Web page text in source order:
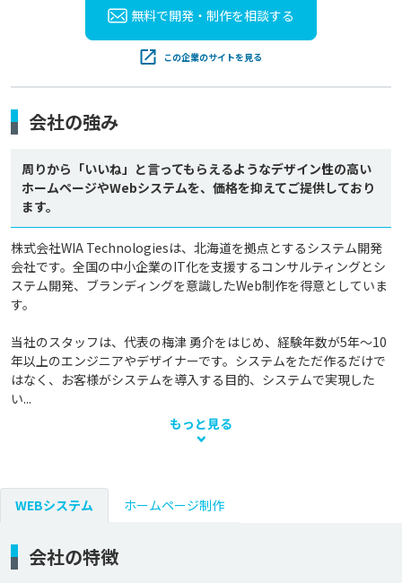
無料で開発・制作を相談する
この企業のサイトを見る
会社の強み
周りから「いいね」と言ってもらえるようなデザイン性の高い
ホームページやWebシステムを、価格を抑えてご提供しており
ます。
株式会社WIA Technologiesは、北海道を拠点とするシステム開発
会社です。全国の中小企業のIT化を支援するコンサルティングとシ
ステム開発、ブランディングを意識したWeb制作を得意としていま
す。
当社のスタッフは、代表の梅津 勇介をはじめ、経験年数が5年～10
年以上のエンジニアやデザイナーです。システムをただ作るだけで
はなく、お客様がシステムを導入する目的、システムで実現した
い...
もっと見る
WEBシステム ホームページ制作
会社の特徴